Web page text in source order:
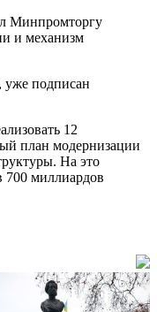
Минпромторгу
и механизм
уже подписан
12
план модернизации
На это
700 миллиардов